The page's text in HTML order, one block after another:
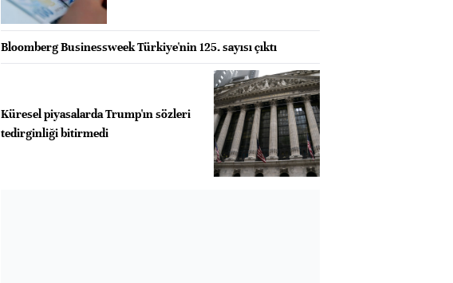
Bloomberg Businessweek Türkiye'nin 125. sayısı çıktı
Küresel piyasalarda Trump'ın sözleri
tedirginliği bitirmedi